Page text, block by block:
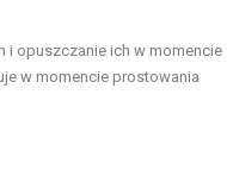
i opuszczanie ich w momencie
w momencie prostowania